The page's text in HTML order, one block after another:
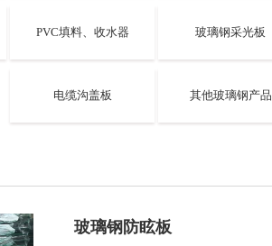
PVC填料、收水器 玻璃钢采光板
电缆沟盖板 其他玻璃钢产品
玻璃钢防眩板